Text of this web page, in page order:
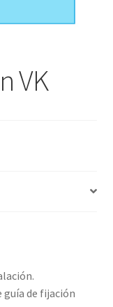
VK
guía de fijación